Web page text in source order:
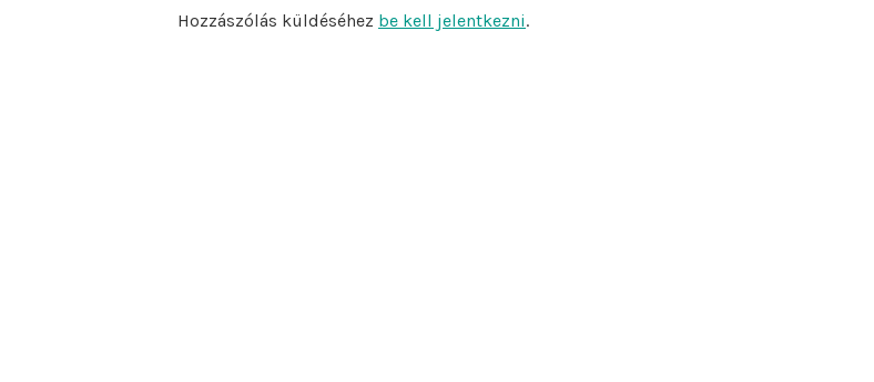
Hozzászólás küldéséhez be kell jelentkezni.